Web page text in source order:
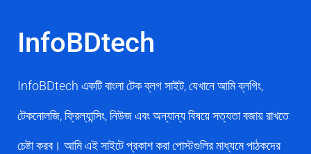
InfoBDtech
InfoBDtech একটি বাংলা টেক ব্লগ সাইট, যেখানে আমি ব্লগিং,
টেকনোলজি, ফ্রিল্যান্সিং, নিউজ এবং অন্যান্য বিষয়ে সত্যতা বজায় রাখতে
চেষ্টা করব। আমি এই সাইটে প্রকাশ করা পোস্টগুলির মাধ্যমে পাঠকদের